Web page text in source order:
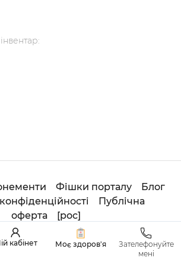
кабінет Моє здоров'я
Зателефонуйте
мені
інвентар:
Фішки порталу
Блог
Публічна
оферта
[рос]
ОНЛАЙН ADHOYOGA. All Rights